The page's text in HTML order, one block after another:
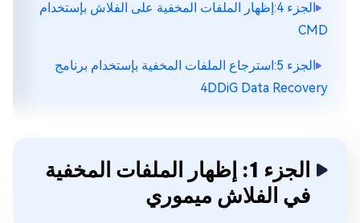
الجزء 4:إظهار الملفات المخفية على الفلاش بإستخدام
CMD
الجزء 5:استرجاع الملفات المخفية بإستخدام برنامج
4DDiG Data Recovery
الجزء 1: إظهار الملفات المخفية
في الفلاش ميموري